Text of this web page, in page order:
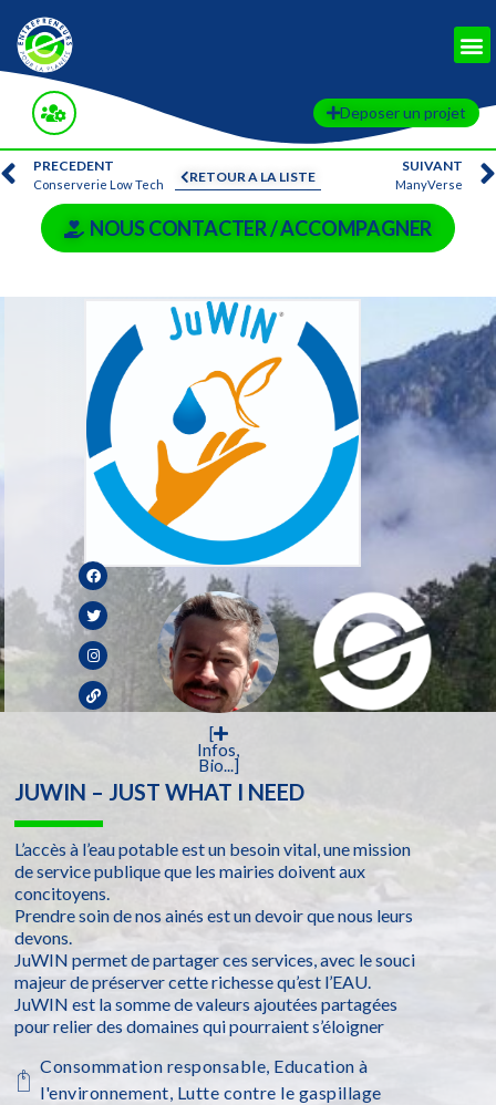
Deposer un projet
RETOUR A LA LISTE
PRECEDENT
Conserverie Low Tech
SUIVANT
ManyVerse
NOUS CONTACTER / ACCOMPAGNER
[
Infos,
Bio...]
JUWIN – JUST WHAT I NEED
L’accès à l’eau potable est un besoin vital, une mission
de service publique que les mairies doivent aux
concitoyens.
Prendre soin de nos ainés est un devoir que nous leurs
devons.
JuWIN permet de partager ces services, avec le souci
majeur de préserver cette richesse qu’est l’EAU.
JuWIN est la somme de valeurs ajoutées partagées
pour relier des domaines qui pourraient s’éloigner
Consommation responsable, Education à
l'environnement, Lutte contre le gaspillage